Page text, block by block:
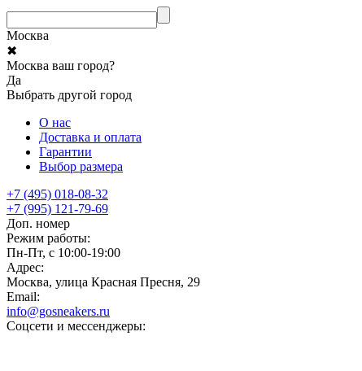
Москва
✖
Москва ваш город?
Да
Выбрать другой город
О нас
Доставка и оплата
Гарантии
Выбор размера
+7 (495) 018-08-32
+7 (995) 121-79-69
Доп. номер
Режим работы:
Пн-Пт, с 10:00-19:00
Адрес:
Москва, улица Красная Пресня, 29
Email:
info@gosneakers.ru
Соцсети и мессенджеры: